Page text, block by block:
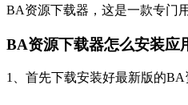
BA资源下载器，这是一款专门
BA资源下载器怎么安装应
1、首先下载安装好最新版的BA